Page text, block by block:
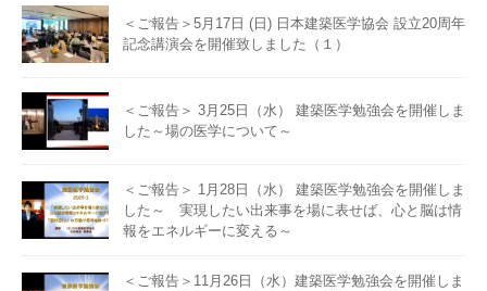
＜ご報告＞5月17日 (日) 日本建築医学協会 設立20周年
記念講演会を開催致しました（１）
＜ご報告＞ 3月25日（水） 建築医学勉強会を開催しま
した～場の医学について～
＜ご報告＞ 1月28日（水） 建築医学勉強会を開催しま
した～ 実現したい出来事を場に表せば、心と脳は情
報をエネルギーに変える～
＜ご報告＞11月26日（水）建築医学勉強会を開催しま